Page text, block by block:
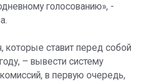
голосованию», -
которые ставит перед собой
– вывести систему
в первую очередь,